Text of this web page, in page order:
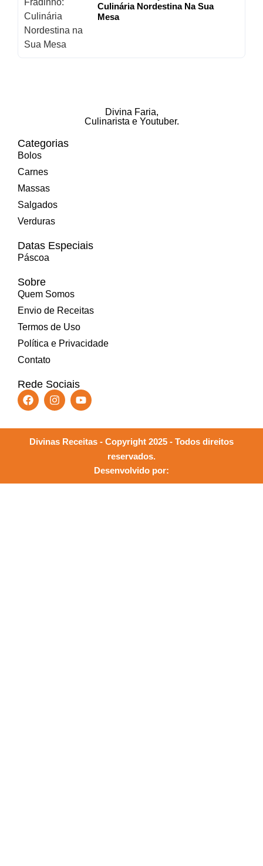
Culinária Nordestina Na Sua
Mesa
Divina Faria,
Culinarista e Youtuber.
Categorias
Bolos
Carnes
Massas
Salgados
Verduras
Datas Especiais
Páscoa
Sobre
Quem Somos
Envio de Receitas
Termos de Uso
Política e Privacidade
Contato
Rede Sociais
Divinas Receitas - Copyright 2025 - Todos direitos
reservados.
Desenvolvido por: